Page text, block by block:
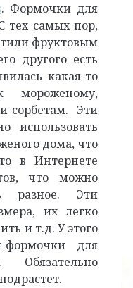
. Формочки для
тех самых пор,
фруктовым
другого есть
какая-то
мороженому,
сорбетам. Эти
использовать
дома, что
в Интернете
что можно
разное. Эти
их легко
и т.д. У этого
для
Обязательно